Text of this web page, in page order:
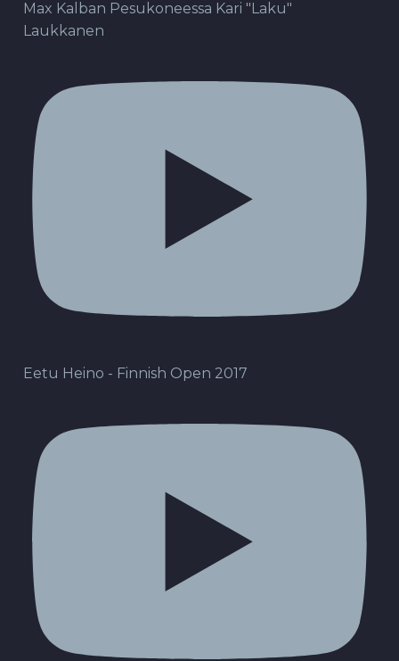
Max Kalban Pesukoneessa Kari "Laku"
Laukkanen
Eetu Heino - Finnish Open 2017